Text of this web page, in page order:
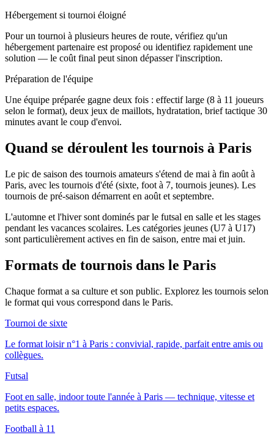
Hébergement si tournoi éloigné
Pour un tournoi à plusieurs heures de route, vérifiez qu'un
hébergement partenaire est proposé ou identifiez rapidement une
solution — le coût final peut sinon dépasser l'inscription.
Préparation de l'équipe
Une équipe préparée gagne deux fois : effectif large (8 à 11 joueurs
selon le format), deux jeux de maillots, hydratation, brief tactique 30
minutes avant le coup d'envoi.
Quand se déroulent les tournois à Paris
Le pic de saison des tournois amateurs s'étend de mai à fin août à
Paris, avec les tournois d'été (sixte, foot à 7, tournois jeunes). Les
tournois de pré-saison démarrent en août et septembre.
L'automne et l'hiver sont dominés par le futsal en salle et les stages
pendant les vacances scolaires. Les catégories jeunes (U7 à U17)
sont particulièrement actives en fin de saison, entre mai et juin.
Formats de tournois dans le Paris
Chaque format a sa culture et son public. Explorez les tournois selon
le format qui vous correspond dans le Paris.
Tournoi de sixte
Le format loisir n°1 à Paris : convivial, rapide, parfait entre amis ou
collègues.
Futsal
Foot en salle, indoor toute l'année à Paris — technique, vitesse et
petits espaces.
Football à 11